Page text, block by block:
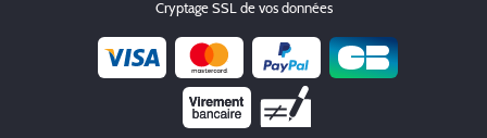
Cryptage SSL de vos données
Chèque